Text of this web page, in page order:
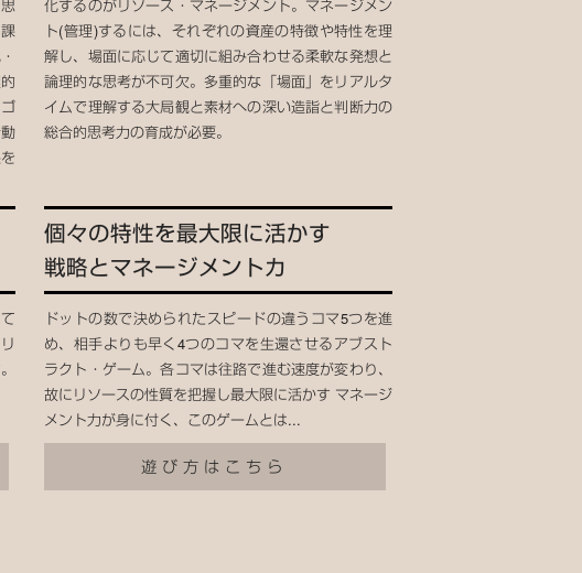
化するのがリソース・マネージメント。マネージメン
ト(管理)するには、それぞれの資産の特徴や特性を理
解し、場面に応じて適切に組み合わせる柔軟な発想と
論理的な思考が不可欠。多重的な「場面」をリアルタ
イムで理解する大局観と素材への深い造詣と判断力の
総合的思考力の育成が必要。
個々の特性を最大限に活かす
戦略とマネージメントカ
ドットの数で決められたスピードの違うコマ5つを進
め、相手よりも早く4つのコマを生還させるアブスト
ラクト・ゲーム。各コマは往路で進む速度が変わり、
故にリソースの性質を把握し最大限に活かす マネージ
メント力が身に付く、このゲームとは...
遊び方はこちら